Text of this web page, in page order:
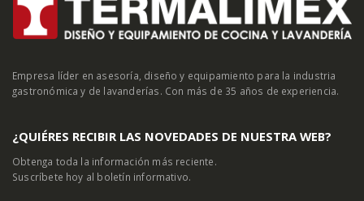
Empresa líder en asesoría, diseño y equipamiento para la industria
gastronómica y de lavanderías. Con más de 35 años de experiencia.
¿QUIÉRES RECIBIR LAS NOVEDADES DE NUESTRA WEB?
Obtenga toda la información más reciente.
Suscríbete hoy al boletín informativo.